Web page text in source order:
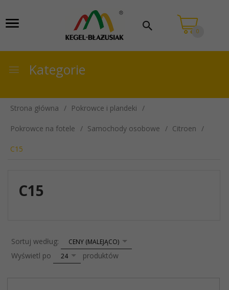
0
Kategorie
Strona główna Pokrowce i plandeki
Pokrowce na fotele Samochody osobowe Citroen
C15
C15
Sortuj według: sortCENY (MALEJĄCO)
Wyświetl po pop24 produktów